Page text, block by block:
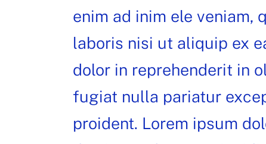
enim ad inim ele veniam,
laboris nisi ut aliquip ex
dolor in reprehenderit in
fugiat nulla pariatur
proident. Lorem ipsum